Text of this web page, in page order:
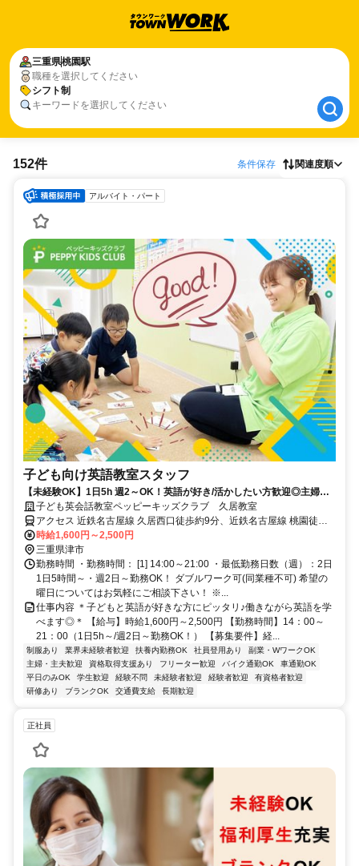
三重県桃園駅
職種を選択してください
シフト制
キーワードを選択してください
三重県桃園駅
シフト制
152件 条件保存 関連度順
アルバイト・パート
子ども向け英語教室スタッフ
【未経験OK】1日5h 週2～OK！英語が好き/活かしたい方歓迎◎主婦
(夫)/学生も活躍中！
子ども英会話教室ペッピーキッズクラブ 久居教室
アクセス 近鉄名古屋線 久居西口徒歩約9分、近鉄名古屋線 桃園徒歩
約14分 近鉄名古屋線「久居駅」より徒歩9分 ／近隣教室への勤務も
応相談 ※屋内禁煙
時給1,600円～2,500円
三重県津市
勤務時間 ・勤務時間： [1] 14:00～21:00 ・最低勤務日数（週）：2日
1日5時間～・週2日～勤務OK！ ダブルワーク可(同業種不可) 希望の
曜日についてはお気軽にご相談下さい！ ※...
仕事内容 ＊子どもと英語が好きな方にピッタリ♪働きながら英語を学
べます◎＊ 【給与】時給1,600円～2,500円 【勤務時間】14：00～
21：00（1日5h～/週2日～勤務OK！） 【募集要件】経...
制服あり 業界未経験者歓迎 扶養内勤務OK 社員登用あり
副業・WワークOK
主婦・主夫歓迎
資格取得支援あり フリーター歓迎 バイク通勤OK
車通勤OK
平日のみOK
学生歓迎 経験不問 未経験者歓迎 経験者歓迎
有資格者歓迎
研修あり
ブランクOK 交通費支給 長期歓迎
正社員